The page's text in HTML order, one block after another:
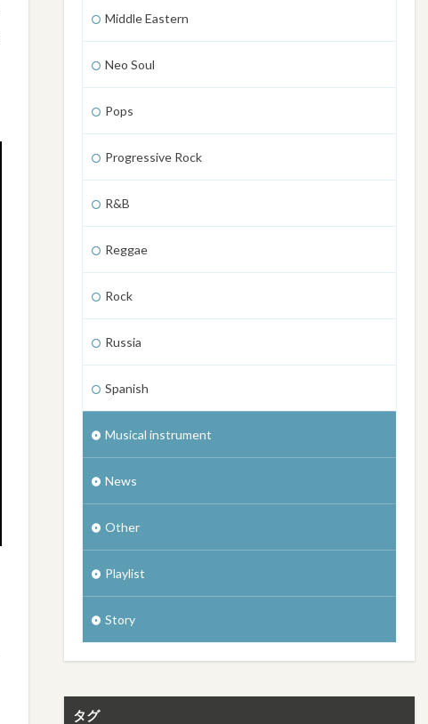
Middle Eastern
Neo Soul
Pops
Progressive Rock
R&B
Reggae
Rock
Russia
Spanish
Musical instrument
News
Other
Playlist
Story
タグ